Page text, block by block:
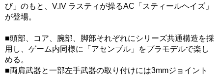
び」のもと、V.IV ラスティが操るAC「スティールヘイズ」
が登場。
■頭部、コア、腕部、脚部それぞれにシリーズ共通構造を採
用し、ゲーム内同様に「アセンブル」をプラモデルで楽し
める。
■両肩武器と一部左手武器の取り付けには3mmジョイント